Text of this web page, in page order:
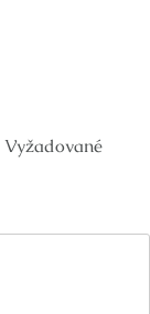
Vyžadované